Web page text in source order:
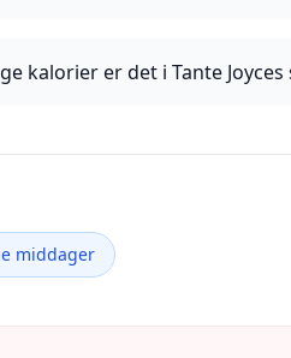
kalorier er det i Tante
middager